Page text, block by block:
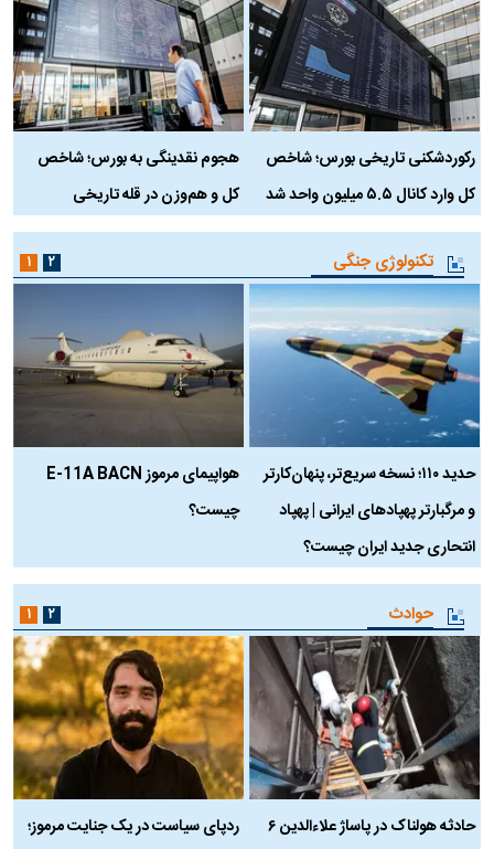
رکوردشکنی تاریخی بورس؛ شاخص
کل وارد کانال ۵.۵ میلیون واحد شد
هجوم نقدینگی به بورس؛ شاخص
کل و هم‌وزن در قله تاریخی
تکنولوژی جنگی
حدید ۱۱۰؛ نسخه سریع‌تر، پنهان‌کارتر
و مرگبارتر پهپادهای ایرانی | پهپاد
انتحاری جدید ایران چیست؟
هواپیمای مرموز E-11A BACN
چیست؟
۱ ۲
حوادث
حادثه هولناک در پاساژ علاءالدین ۶
ردپای سیاست در یک جنایت مرموز؛
۱ ۲